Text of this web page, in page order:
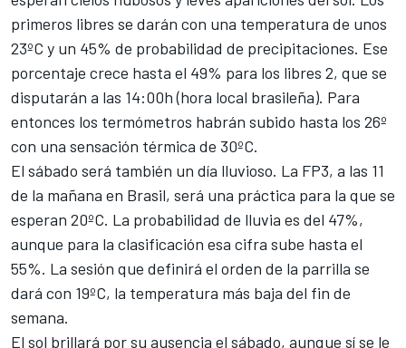
primeros libres se darán con una temperatura de unos
23ºC y un 45% de probabilidad de precipitaciones. Ese
porcentaje crece hasta el 49% para los libres 2, que se
disputarán a las 14:00h (hora local brasileña). Para
entonces los termómetros habrán subido hasta los 26º
con una sensación térmica de 30ºC.
El sábado será también un día lluvioso. La FP3, a las 11
de la mañana en Brasil, será una práctica para la que se
esperan 20ºC. La probabilidad de lluvia es del 47%,
aunque para la clasificación esa cifra sube hasta el
55%. La sesión que definirá el orden de la parrilla se
dará con 19ºC, la temperatura más baja del fin de
semana.
El sol brillará por su ausencia el sábado, aunque sí se le